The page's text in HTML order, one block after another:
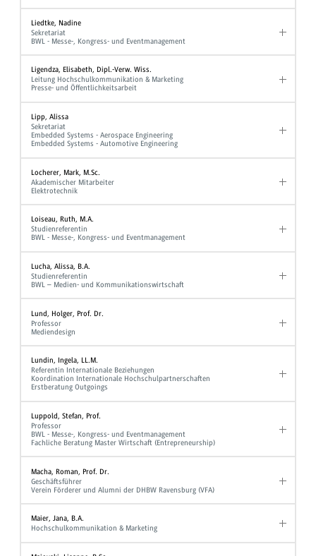
Liedtke, Nadine
Sekretariat
BWL - Messe-, Kongress- und Eventmanagement
Ligendza, Elisabeth, Dipl.-Verw. Wiss.
Leitung Hochschulkommunikation & Marketing
Presse- und Öffentlichkeitsarbeit
Lipp, Alissa
Sekretariat
Embedded Systems - Aerospace Engineering
Embedded Systems - Automotive Engineering
Locherer, Mark, M.Sc.
Akademischer Mitarbeiter
Elektrotechnik
Loiseau, Ruth, M.A.
Studienreferentin
BWL - Messe-, Kongress- und Eventmanagement
Lucha, Alissa, B.A.
Studienreferentin
BWL – Medien- und Kommunikationswirtschaft
Lund, Holger, Prof. Dr.
Professor
Mediendesign
Lundin, Ingela, LL.M.
Referentin Internationale Beziehungen
Koordination Internationale Hochschulpartnerschaften
Erstberatung Outgoings
Luppold, Stefan, Prof.
Professor
BWL - Messe-, Kongress- und Eventmanagement
Fachliche Beratung Master Wirtschaft (Entrepreneurship)
Macha, Roman, Prof. Dr.
Geschäftsführer
Verein Förderer und Alumni der DHBW Ravensburg (VFA)
Maier, Jana, B.A.
Hochschulkommunikation & Marketing